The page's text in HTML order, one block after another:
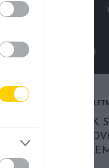
TANULMÁNYOK
ÉS A TÁNC
IDŐSEK